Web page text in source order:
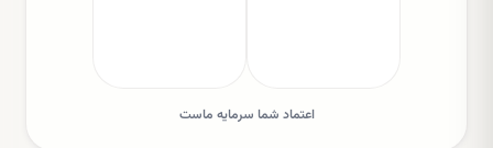
اعتماد شما سرمایه ماست